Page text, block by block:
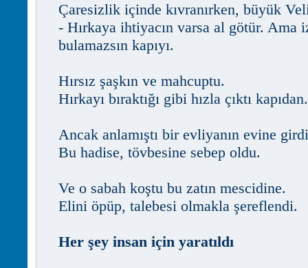
Çaresizlik içinde kıvranırken, büyük
- Hırkaya ihtiyacın varsa al götür. Ama
bulamazsın kapıyı.
Hırsız şaşkın ve mahcuptu.
Hırkayı bıraktığı gibi hızla çıktı kapıdan.
Ancak anlamıştı bir evliyanın evine
Bu hadise, tövbesine sebep oldu.
Ve o sabah koştu bu zatın mescidine.
Elini öpüp, talebesi olmakla şereflendi.
Her şey insan için yaratıldı